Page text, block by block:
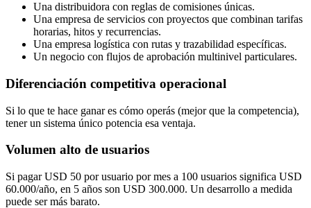
Una distribuidora con reglas de comisiones únicas.
Una empresa de servicios con proyectos que combinan tarifas
horarias, hitos y recurrencias.
Una empresa logística con rutas y trazabilidad específicas.
Un negocio con flujos de aprobación multinivel particulares.
Diferenciación competitiva operacional
Si lo que te hace ganar es cómo operás (mejor que la competencia),
tener un sistema único potencia esa ventaja.
Volumen alto de usuarios
Si pagar USD 50 por usuario por mes a 100 usuarios significa USD
60.000/año, en 5 años son USD 300.000. Un desarrollo a medida
puede ser más barato.